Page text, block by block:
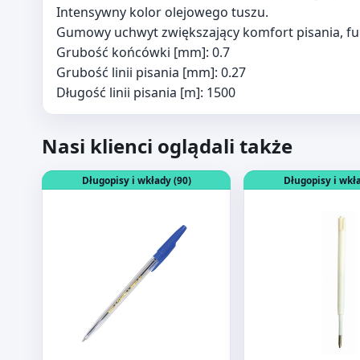
Intensywny kolor olejowego tuszu.
Gumowy uchwyt zwiększający komfort pisania,
Grubość końcówki [mm]: 0.7
Grubość linii pisania [mm]: 0.27
Długość linii pisania [m]: 1500
Nasi klienci oglądali także
Otwórz produkt: DŁUGOPIS CENTRUM PIONEER
Długopisy i wkłady (90) Otwórz produkt:
Długopisy i